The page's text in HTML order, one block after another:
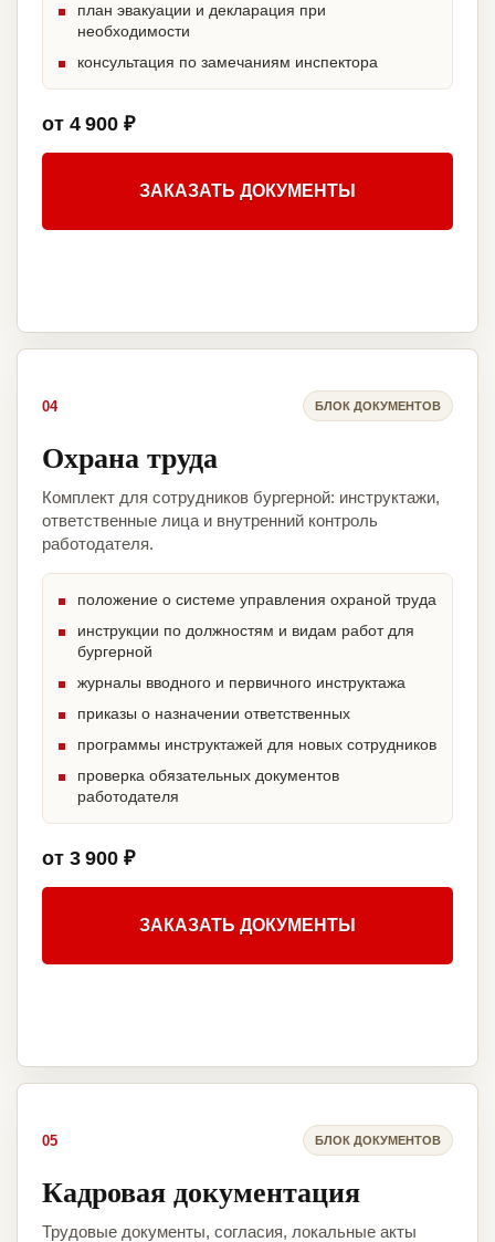
план эвакуации и декларация при
необходимости
консультация по замечаниям инспектора
от 4 900 ₽
ЗАКАЗАТЬ ДОКУМЕНТЫ
04 БЛОК ДОКУМЕНТОВ
Охрана труда
Комплект для сотрудников бургерной: инструктажи,
ответственные лица и внутренний контроль
работодателя.
положение о системе управления охраной труда
инструкции по должностям и видам работ для
бургерной
журналы вводного и первичного инструктажа
приказы о назначении ответственных
программы инструктажей для новых сотрудников
проверка обязательных документов
работодателя
от 3 900 ₽
ЗАКАЗАТЬ ДОКУМЕНТЫ
05 БЛОК ДОКУМЕНТОВ
Кадровая документация
Трудовые документы, согласия, локальные акты